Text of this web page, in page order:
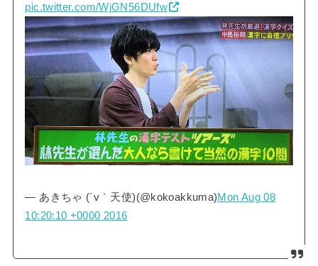
pic.twitter.com/WjGN56DUfw
— あきちゃ (´v｀天使)(@kokoakkuma)Mon Aug 08
10:20:10 +0000 2016